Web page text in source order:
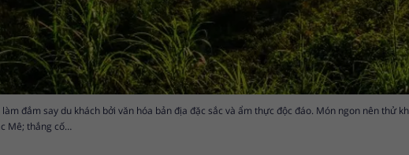
đắm say du khách bởi văn hóa bản địa đặc sắc và ẩm thực độc đáo. Món ngon nên thử
Mê; thắng cố…